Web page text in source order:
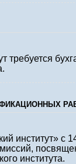
требуется
институт» с
института.